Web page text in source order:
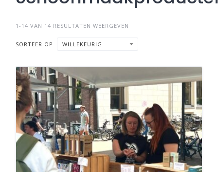
1-14 VAN 14 RESULTATEN WEERGEVEN
SORTEER OP WILLEKEURIG